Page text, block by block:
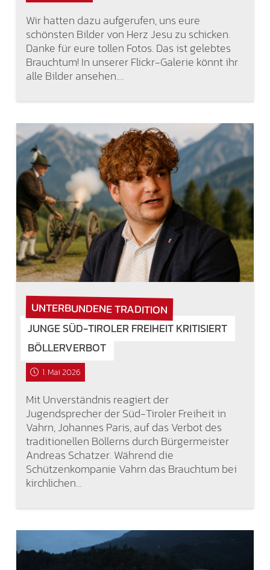
Wir hatten dazu aufgerufen, uns eure
schönsten Bilder von Herz Jesu zu schicken.
Danke für eure tollen Fotos. Das ist gelebtes
Brauchtum! In unserer Flickr-Galerie könnt ihr
alle Bilder ansehen.…
UNTERBUNDENE TRADITION
JUNGE SÜD-TIROLER FREIHEIT KRITISIERT
BÖLLERVERBOT
1. Mai 2026
Mit Unverständnis reagiert der
Jugendsprecher der Süd-Tiroler Freiheit in
Vahrn, Johannes Paris, auf das Verbot des
traditionellen Böllerns durch Bürgermeister
Andreas Schatzer. Während die
Schützenkompanie Vahrn das Brauchtum bei
kirchlichen…